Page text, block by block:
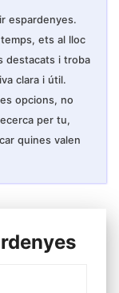
espardenyes.
ets al lloc
destacats i troba
clara i útil.
opcions, no
per tu,
quines valen